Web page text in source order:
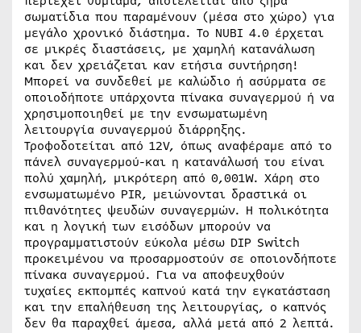
σωματίδια που παραμένουν (μέσα στο χώρο) για
μεγάλο χρονικό διάστημα. Το NUBI 4.0 έρχεται
σε μικρές διαστάσεις, με χαμηλή κατανάλωση
και δεν χρειάζεται καν ετήσια συντήρηση!
Μπορεί να συνδεθεί με καλώδιο ή ασύρματα σε
οποιοδήποτε υπάρχοντα πίνακα συναγερμού ή να
χρησιμοποιηθεί με την ενσωματωμένη
λειτουργία συναγερμού διάρρηξης.
Τροφοδοτείται από 12V, όπως αναφέραμε από το
πάνελ συναγερμού-και η κατανάλωσή του είναι
πολύ χαμηλή, μικρότερη από 0,001W. Χάρη στο
ενσωματωμένο PIR, μειώνονται δραστικά οι
πιθανότητες ψευδών συναγερμών. Η πολικότητα
και η λογική των εισόδων μπορούν να
προγραμματιστούν εύκολα μέσω DIP Switch
προκειμένου να προσαρμοστούν σε οποιονδήποτε
πίνακα συναγερμού. Για να αποφευχθούν
τυχαίες εκπομπές καπνού κατά την εγκατάσταση
και την επαλήθευση της λειτουργίας, ο καπνός
δεν θα παραχθεί άμεσα, αλλά μετά από 2 λεπτά.